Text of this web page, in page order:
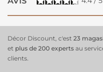
Décor Discount, c'est 23
et plus de 200 experts au
clients.